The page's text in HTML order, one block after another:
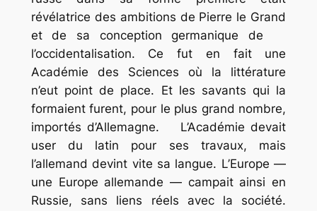
révélatrice des ambitions de Pierre le Grand
et de sa conception germanique de
l’occidentalisation. Ce fut en fait une
Académie des Sciences où la littérature
n’eut point de place. Et les savants qui la
formaient furent, pour le plus grand nombre,
importés d’Allemagne. L’Académie devait
user du latin pour ses travaux, mais
l’allemand devint vite sa langue. L’Europe —
une Europe allemande — campait ainsi en
Russie, sans liens réels avec la société.